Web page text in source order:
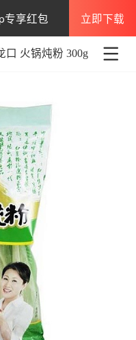
专享红包 立即下载
口 火锅炖粉 300g